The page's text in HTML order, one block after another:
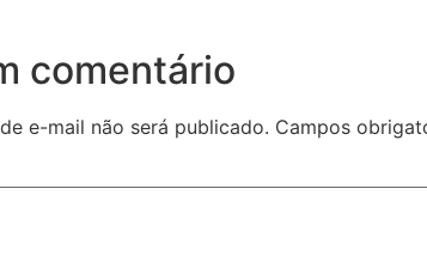
comentário
e-mail não será publicado. Campos